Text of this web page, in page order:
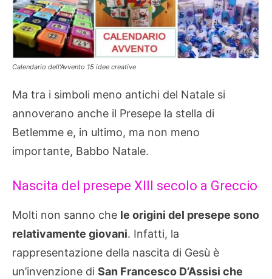
Calendario dell’Avvento 15 idee creative
Ma tra i simboli meno antichi del Natale si
annoverano anche il Presepe la stella di
Betlemme e, in ultimo, ma non meno
importante, Babbo Natale.
Nascita del presepe XIII secolo a Greccio
Molti non sanno che le origini del presepe sono
relativamente giovani. Infatti, la
rappresentazione della nascita di Gesù è
un’invenzione di San Francesco D’Assisi che